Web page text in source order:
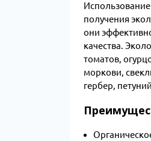
получения
они
качества.
томатов,
моркови,
гербер,